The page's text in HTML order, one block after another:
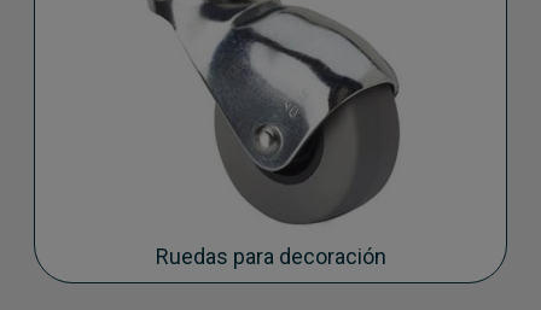
Ruedas para decoración